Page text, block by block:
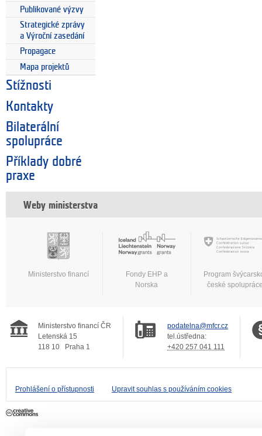
Publikované výzvy
Strategické zprávy
a Výroční zasedání
Propagace
Mapa projektů
Stížnosti
Kontakty
Bilaterální
spolupráce
Příklady dobré
praxe
Weby ministerstva
Ministerstvo financí
Fondy EHP a
Norska
Program
české
Ministerstvo financí ČR
Letenská 15
118 10
Praha 1
podatelna@mfcr.cz
tel.ústředna:
+420 257 041 111
Prohlášení o přístupnosti Upravit souhlas s používáním cookies